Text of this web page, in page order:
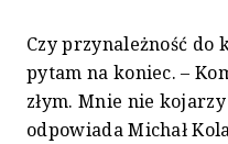
Czy przynależność do
pytam na koniec. –
złym. Mnie nie
odpowiada Michał